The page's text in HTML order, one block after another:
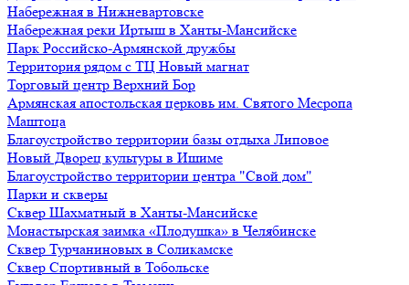
Набережная в Нижневартовске
Набережная реки Иртыш в Ханты-Мансийске
Парк Российско-Армянской дружбы
Территория рядом с ТЦ Новый магнат
Торговый центр Верхний Бор
Армянская апостольская церковь им. Святого Месропа
Маштоца
Благоустройство территории базы отдыха Липовое
Нoвый Двoрeц культуры в Ишимe
Благоустройство территории центра "Свой дом"
Парки и скверы
Сквер Шахматный в Ханты-Мансийске
Монастырская заимка «Плодушка» в Челябинске
Сквер Турчаниновых в Соликамске
Сквер Спортивный в Тобольске